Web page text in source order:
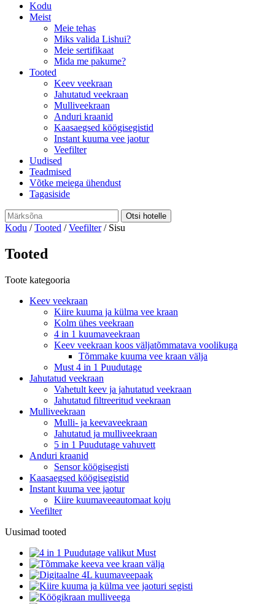
Kodu
Meist
Meie tehas
Miks valida Lishui?
Meie sertifikaat
Mida me pakume?
Tooted
Keev veekraan
Jahutatud veekraan
Mulliveekraan
Anduri kraanid
Kaasaegsed köögisegistid
Instant kuuma vee jaotur
Veefilter
Uudised
Teadmised
Võtke meiega ühendust
Tagasiside
Kodu /Tooted /Veefilter/ Sisu
Tooted
Toote kategooria
Keev veekraan
Kiire kuuma ja külma vee kraan
Kolm ühes veekraan
4 in 1 kuumaveekraan
Keev veekraan koos väljatõmmatava voolikuga
Tõmmake kuuma vee kraan välja
Must 4 in 1 Puudutage
Jahutatud veekraan
Vahetult keev ja jahutatud veekraan
Jahutatud filtreeritud veekraan
Mulliveekraan
Mulli- ja keevaveekraan
Jahutatud ja mulliveekraan
5 in 1 Puudutage vahuvett
Anduri kraanid
Sensor köögisegisti
Kaasaegsed köögisegistid
Instant kuuma vee jaotur
Kiire kuumaveeautomaat koju
Veefilter
Uusimad tooted